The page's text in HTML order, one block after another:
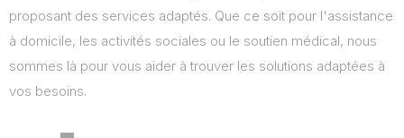
proposant des services adaptés. Que ce soit pour l'assistance
à domicile, les activités sociales ou le soutien médical, nous
sommes là pour vous aider à trouver les solutions adaptées à
vos besoins.